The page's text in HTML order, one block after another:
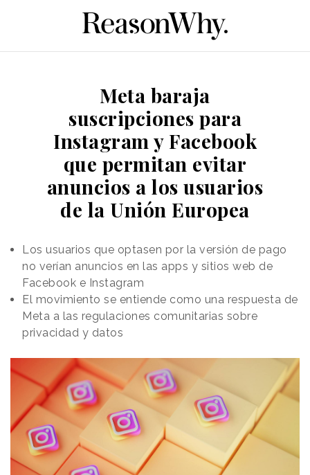
Meta baraja
suscripciones para
Instagram y Facebook
que permitan evitar
anuncios a los usuarios
de la Unión Europea
Los usuarios que optasen por la versión de pago
no verían anuncios en las apps y sitios web de
Facebook e Instagram
El movimiento se entiende como una respuesta de
Meta a las regulaciones comunitarias sobre
privacidad y datos